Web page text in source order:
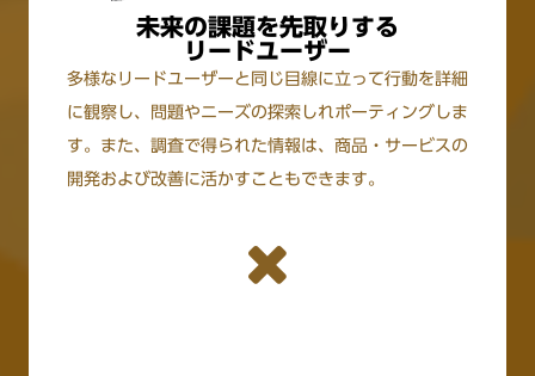
未来の課題を先取りする
リードユーザー
多様なリードユーザーと同じ目線に立って行動を詳細
に観察し、問題やニーズの探索しれポーティングしま
す。また、調査で得られた情報は、商品・サービスの
開発および改善に活かすこともできます。